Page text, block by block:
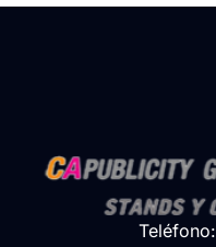
Teléfono: